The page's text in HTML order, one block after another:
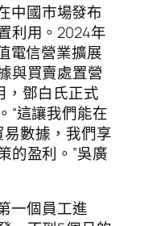
中國市場發布
利用。2024年
電信營業擴展
與買賣處置營
，鄧白氏正式
“這讓我們能在
數據，我們享
的盈利。”吳廣
一個員工進